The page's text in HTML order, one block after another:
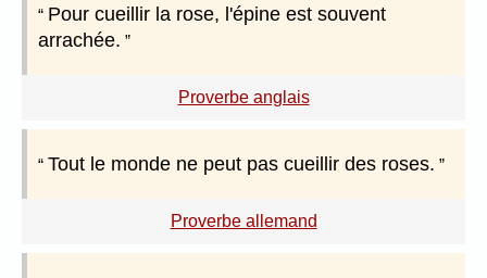
Pour cueillir la rose, l'épine est souvent
arrachée.
Proverbe anglais
Tout le monde ne peut pas cueillir des roses.
Proverbe allemand